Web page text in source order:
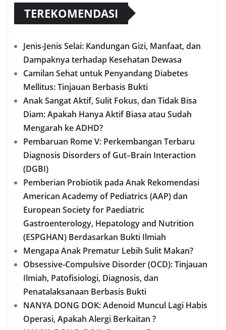
TEREKOMENDASI
Jenis-Jenis Selai: Kandungan Gizi, Manfaat, dan
Dampaknya terhadap Kesehatan Dewasa
Camilan Sehat untuk Penyandang Diabetes
Mellitus: Tinjauan Berbasis Bukti
Anak Sangat Aktif, Sulit Fokus, dan Tidak Bisa
Diam: Apakah Hanya Aktif Biasa atau Sudah
Mengarah ke ADHD?
Pembaruan Rome V: Perkembangan Terbaru
Diagnosis Disorders of Gut–Brain Interaction
(DGBI)
Pemberian Probiotik pada Anak Rekomendasi
American Academy of Pediatrics (AAP) dan
European Society for Paediatric
Gastroenterology, Hepatology and Nutrition
(ESPGHAN) Berdasarkan Bukti Ilmiah
Mengapa Anak Prematur Lebih Sulit Makan?
Obsessive-Compulsive Disorder (OCD): Tinjauan
Ilmiah, Patofisiologi, Diagnosis, dan
Penatalaksanaan Berbasis Bukti
NANYA DONG DOK: Adenoid Muncul Lagi Habis
Operasi, Apakah Alergi Berkaitan ?